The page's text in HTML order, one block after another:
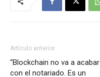
Artículo anterior
“Blockchain no va a acabar
con el notariado. Es un